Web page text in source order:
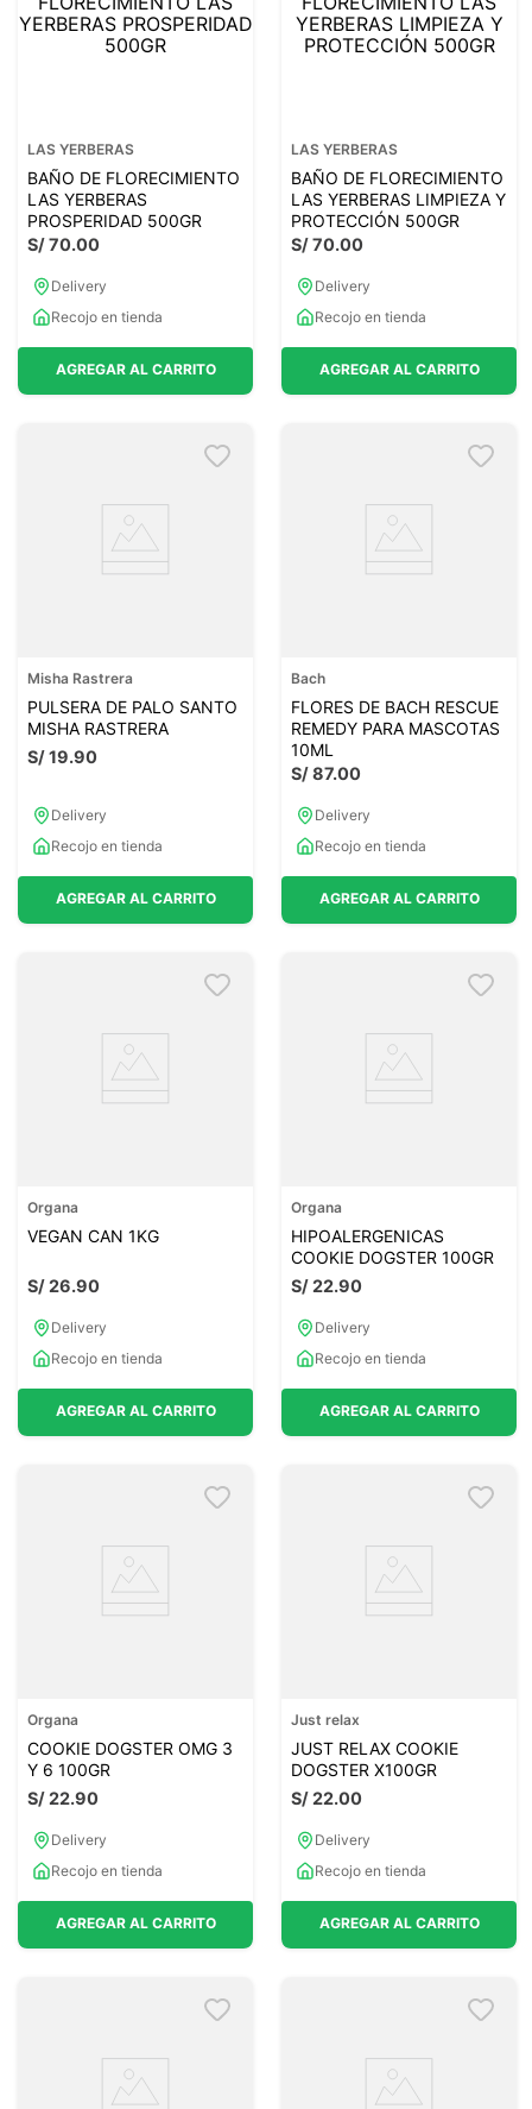
LAS YERBERAS
BAÑO DE FLORECIMIENTO
LAS YERBERAS
PROSPERIDAD 500GR
S/70.00
Delivery
Recojo en tienda
AGREGAR AL CARRITO
LAS YERBERAS
BAÑO DE FLORECIMIENTO
LAS YERBERAS LIMPIEZA Y
PROTECCIÓN 500GR
S/70.00
Delivery
Recojo en tienda
AGREGAR AL CARRITO
Misha Rastrera
PULSERA DE PALO SANTO
MISHA RASTRERA
S/19.90
Delivery
Recojo en tienda
AGREGAR AL CARRITO
Bach
FLORES DE BACH RESCUE
REMEDY PARA MASCOTAS
10ML
S/87.00
Delivery
Recojo en tienda
AGREGAR AL CARRITO
Organa
VEGAN CAN 1KG
S/26.90
Delivery
Recojo en tienda
AGREGAR AL CARRITO
Organa
HIPOALERGENICAS
COOKIE DOGSTER 100GR
S/22.90
Delivery
Recojo en tienda
AGREGAR AL CARRITO
Organa
COOKIE DOGSTER OMG 3
Y 6 100GR
S/22.90
Delivery
Recojo en tienda
AGREGAR AL CARRITO
Just relax
JUST RELAX COOKIE
DOGSTER X100GR
S/22.00
Delivery
Recojo en tienda
AGREGAR AL CARRITO